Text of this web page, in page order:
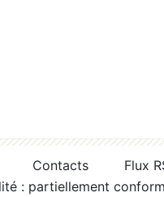
Contacts
Flux
: partiellement